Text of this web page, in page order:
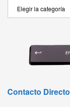
Contacto Directo